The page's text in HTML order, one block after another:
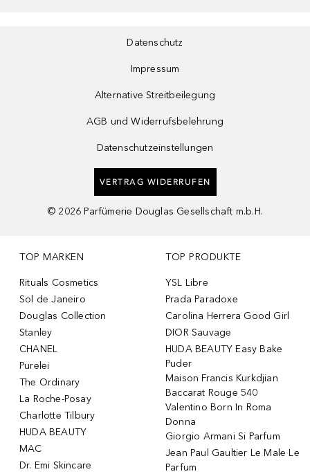
Datenschutz
Impressum
Alternative Streitbeilegung
AGB und Widerrufsbelehrung
Datenschutzeinstellungen
VERTRAG WIDERRUFEN
© 2026 Parfümerie Douglas Gesellschaft m.b.H.
TOP MARKEN
Rituals Cosmetics
Sol de Janeiro
Douglas Collection
Stanley
CHANEL
Purelei
The Ordinary
La Roche-Posay
Charlotte Tilbury
HUDA BEAUTY
MAC
Dr. Emi Skincare
TOP PRODUKTE
YSL Libre
Prada Paradoxe
Carolina Herrera Good Girl
DIOR Sauvage
HUDA BEAUTY Easy Bake
Puder
Maison Francis Kurkdjian
Baccarat Rouge 540
Valentino Born In Roma
Donna
Giorgio Armani Si Parfum
Jean Paul Gaultier Le Male Le
Parfum